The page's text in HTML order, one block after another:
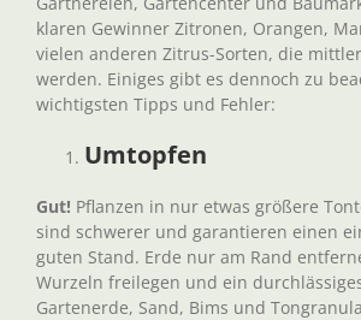
klaren Gewinner Zitronen, Orangen,
vielen anderen Zitrus-Sorten, die
werden. Einiges gibt es dennoch zu
wichtigsten Tipps und Fehler:
Umtopfen
Gut! Pflanzen in nur etwas größere
sind schwerer und garantieren einen
guten Stand. Erde nur am Rand
Wurzeln freilegen und ein
Gartenerde, Sand, Bims und